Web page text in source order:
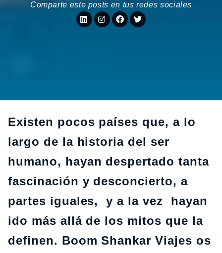
Comparte este posts en tus redes sociales
Existen pocos países que, a lo
largo de la historia del ser
humano, hayan despertado tanta
fascinación y desconcierto, a
partes iguales, y a la vez hayan
ido más allá de los mitos que la
definen. Boom Shankar Viajes os